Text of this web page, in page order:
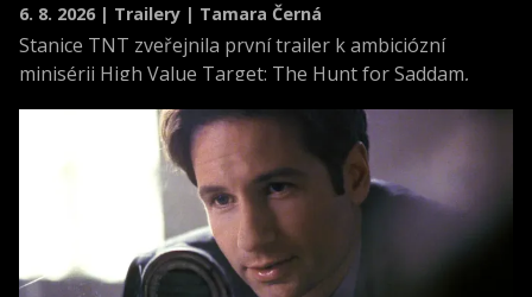
6. 8. 2026 | Trailery | Tamara Černá
Stanice TNT zveřejnila první trailer k ambiciózní
minisérii High Value Target: The Hunt for Saddam,
novodobých dějin.